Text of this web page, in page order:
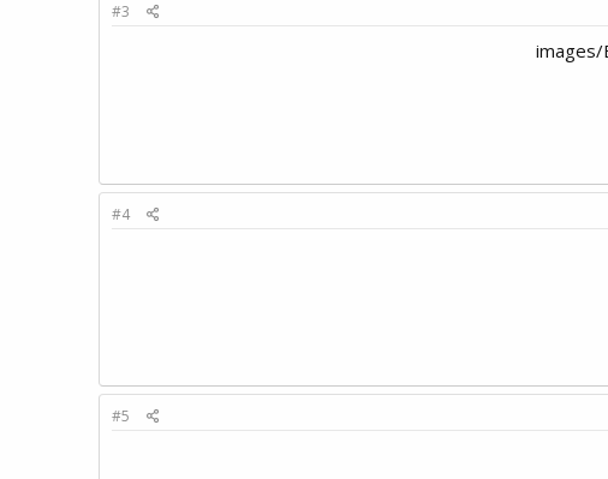
#3
#4
#5